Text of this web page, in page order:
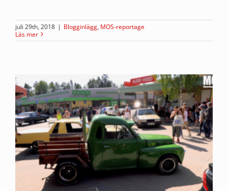
juli 29th, 2018 | Blogginlägg, MOS-reportage
Läs mer